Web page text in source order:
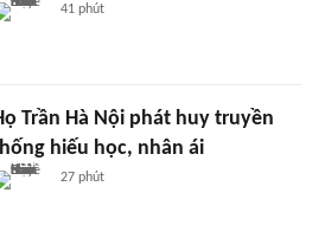
41 phút
Trần Hà Nội phát huy truyền
hiếu học, nhân ái
27 phút